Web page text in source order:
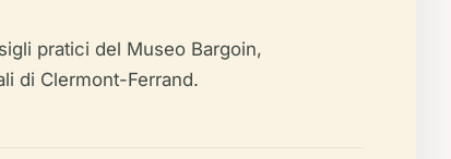
pratici del Museo Bargoin,
di Clermont-Ferrand.